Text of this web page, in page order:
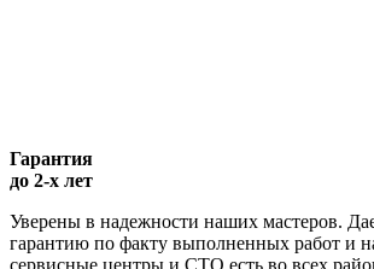
Гарантия
до 2-х лет
Уверены в надежности наших мастеров.
гарантию по факту выполненных работ и